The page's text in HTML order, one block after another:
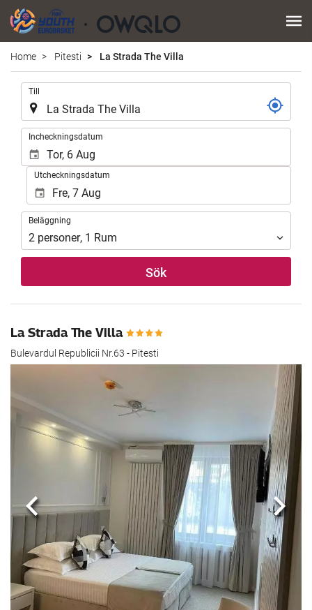
Home Pitesti La Strada The Villa
Till
Incheckningsdatum
Utcheckningsdatum
Beläggning
Beläggning
2 personer, 1 Rum
Sök
La Strada The Villa
Bulevardul Republicii Nr.63 - Pitesti
Föregående